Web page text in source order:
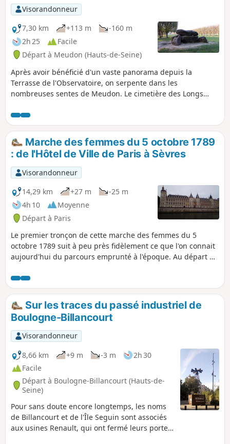
Visorandonneur
7,30 km
+113 m
-160 m
2h 25
Facile
Départ à Meudon (Hauts-de-Seine)
Après avoir bénéficié d'un vaste panorama depuis la
Terrasse de l'Observatoire, on serpente dans les
nombreuses sentes de Meudon. Le cimetière des Longs
Néolithique reconverti en sépulture moderne... Ce parcours
s'achève le long de la Seine et sur l'Île Seguin où est,
désormais, implanté un ensemble de salles de concert au
nom bien trouvé.
Marche des femmes du 5 octobre 1789
: de l'Hôtel de Ville de Paris à Sèvres
Visorandonneur
14,29 km
+27 m
-25 m
4h 10
Moyenne
Départ à Paris
Le premier tronçon de cette marche des femmes du 5
octobre 1789 suit à peu près fidèlement ce que l'on connait
aujourd'hui du parcours emprunté à l'époque. Au départ du
puis on traverse les quartiers d'Auteuil et de Billancourt. On
traverse l'Ile Seguin, là où le Vieux Pont de Sèvres passait à
l'époque, et on aboutit à Sèvres, là où le cortège de 1789 fit
une halte. Tout le long, un riche patrimoine est au rendez-
vous.
Sur les traces du passé industriel de
Boulogne-Billancourt
Visorandonneur
8,66 km
+9 m -3 m
2h 30
Facile
Départ à Boulogne-Billancourt (Hauts-de-
Seine)
Pour sans doute encore longtemps, les noms
de Billancourt et de l'Île Seguin sont associés
aux usines Renault, qui ont fermé leurs portes